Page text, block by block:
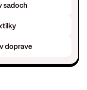
sadoch
doprave